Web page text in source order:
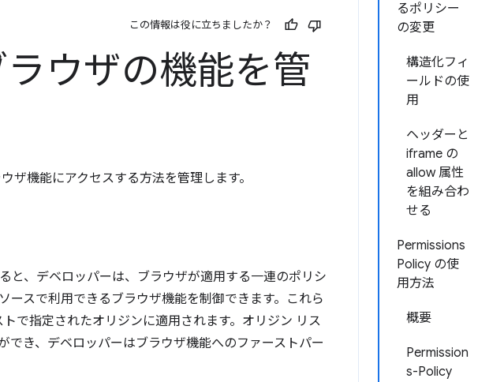
るポリシー
の変更
構造化フィ
ールドの使
用
ヘッダーと
iframe の
allow 属性
を組み合わ
せる
Permissions
Policy の使
用方法
概要
Permission
s-Policy
この情報は役に立ちましたか？
ウザの機能を管
ザ機能にアクセスする方法を管理します。
と、デベロッパーは、ブラウザが適用する一連のポリシ
スで利用できるブラウザ機能を制御できます。これら
で指定されたオリジンに適用されます。オリジン リス
でき、デベロッパーはブラウザ機能へのファーストパー